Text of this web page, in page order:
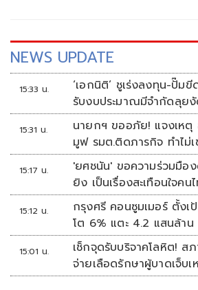
NEWS UPDATE
15:33 น.
‘เอกนิติ’ ชูเร่งลงทุน-ปั๊ม
รับงบประมาณมีจำกัดลุย
15:31 น.
นายกฯ ขออภัย! แจงเหตุ
มูฟ รมต.ติดภารกิจ ทำไม่
คุยหาทางออก
15:17 น.
'ยศชนัน' ขอความร่วมมือ
ยิง เป็นเรื่องสะเทือนใจคน
15:12 น.
กรุงศรี คอนซูมเมอร์ ตั้งเ
โต 6% แตะ 4.2 แสนล้าน
15:01 น.
เช็กจุดรับบริจาคโลหิต! ส
จ่ายเลือดรักษาผู้บาดเจ็บ
148 ยูนิต